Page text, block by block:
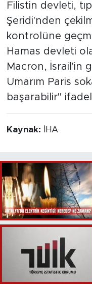
Filistin devleti,
Şeridi'nden
kontrolüne
Hamas devleti
Macron, İsrail'in
Umarım Paris
başarabilir"
Kaynak: İHA